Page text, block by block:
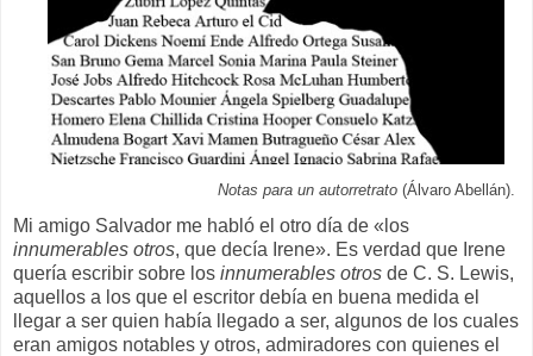
Notas para un autorretrato (Álvaro Abellán).
Mi amigo Salvador me habló el otro día de «los
innumerables otros, que decía Irene». Es verdad que Irene
quería escribir sobre los innumerables otros de C. S. Lewis,
aquellos a los que el escritor debía en buena medida el
llegar a ser quien había llegado a ser, algunos de los cuales
eran amigos notables y otros, admiradores con quienes el